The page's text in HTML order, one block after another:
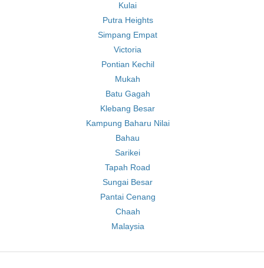
Kulai
Putra Heights
Simpang Empat
Victoria
Pontian Kechil
Mukah
Batu Gagah
Klebang Besar
Kampung Baharu Nilai
Bahau
Sarikei
Tapah Road
Sungai Besar
Pantai Cenang
Chaah
Malaysia